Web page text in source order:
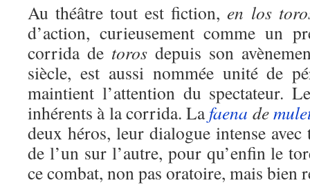
Au théâtre tout est fiction,en los
d’action, curieusement comme un
corrida de torosdepuis son
siècle, est aussi nommée unité de
maintient l’attention du spectateur.
inhérents à la corrida. Lafaena de
deux héros, leur dialogue intense avec
de l’un sur l’autre, pour qu’enfin le
ce combat, non pas oratoire, mais bien